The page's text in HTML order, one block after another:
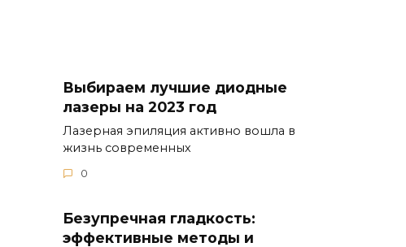
Выбираем лучшие диодные
лазеры на 2023 год
Лазерная эпиляция активно вошла в
жизнь современных
0
Безупречная гладкость:
эффективные методы и